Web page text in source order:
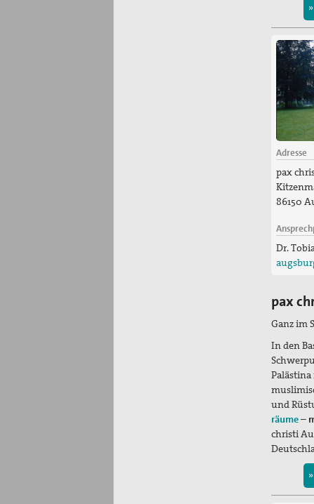
Adresse
pax
86150
Dr.
pax
Ganz im
In den
und
räume–
christi